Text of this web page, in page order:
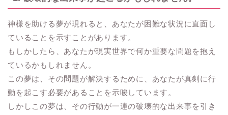
神様を助ける夢が現れると、あなたが困難な状況に直面し
ていることを示すことがあります。
もしかしたら、あなたが現実世界で何か重要な問題を抱え
ているかもしれません。
この夢は、その問題が解決するために、あなたが真剣に行
動を起こす必要があることを示唆しています。
しかしこの夢は、その行動が一連の破壊的な出来事を引き